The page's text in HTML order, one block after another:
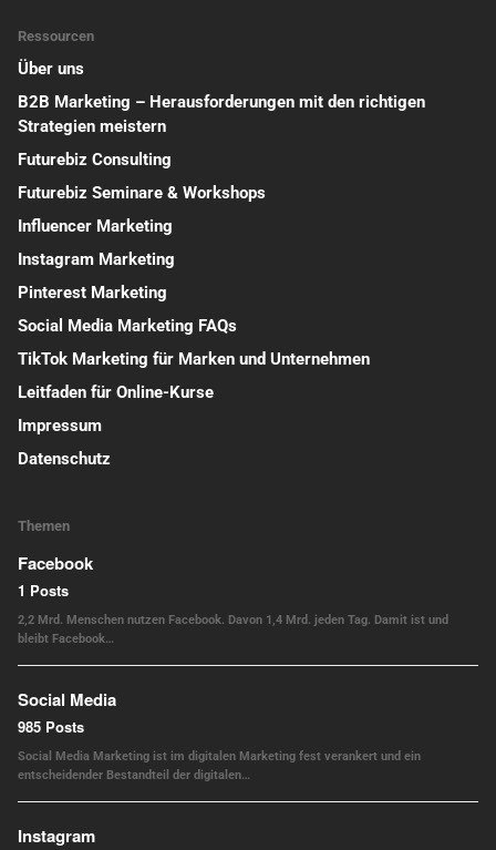
Ressourcen
Über uns
B2B Marketing – Herausforderungen mit den richtigen
Strategien meistern
Futurebiz Consulting
Futurebiz Seminare & Workshops
Influencer Marketing
Instagram Marketing
Pinterest Marketing
Social Media Marketing FAQs
TikTok Marketing für Marken und Unternehmen
Leitfaden für Online-Kurse
Impressum
Datenschutz
Themen
Facebook
1 Posts
2,2 Mrd. Menschen nutzen Facebook. Davon 1,4 Mrd. jeden Tag. Damit ist und
bleibt Facebook…
Social Media
985 Posts
Social Media Marketing ist im digitalen Marketing fest verankert und ein
entscheidender Bestandteil der digitalen…
Instagram